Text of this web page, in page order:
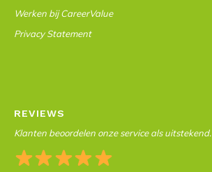
Werken bij CareerValue
Privacy Statement
REVIEWS
Klanten beoordelen onze service als uitstekend.